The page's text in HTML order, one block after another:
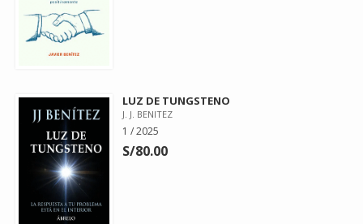
LUZ DE TUNGSTENO
J. J. BENITEZ
1 / 2025
S/80.00